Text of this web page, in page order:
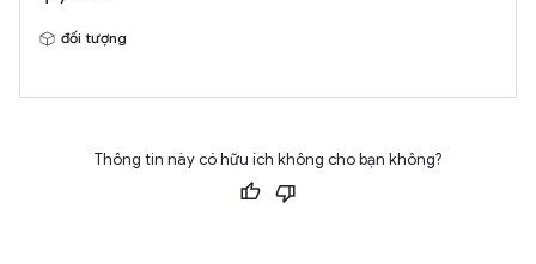
đối tượng
Thông tin này có hữu ích không cho bạn không?